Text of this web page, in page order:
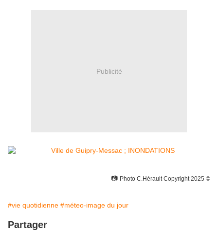
Publicité
📷 Photo C.HéraultCopyright 2025 ©
#vie quotidienne #méteo-image du jour
Partager